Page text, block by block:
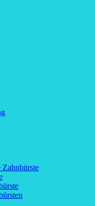
Zahnbürste